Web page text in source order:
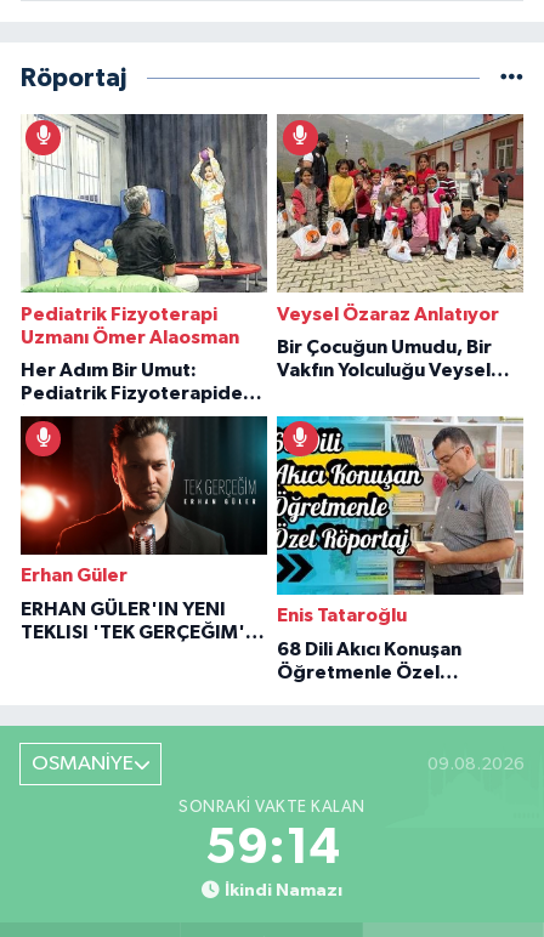
Röportaj
Pediatrik Fizyoterapi
Uzmanı Ömer Alaosman
Her Adım Bir Umut:
Pediatrik Fizyoterapiden
İlham Veren Hikâyeler
Veysel Özaraz Anlatıyor
Bir Çocuğun Umudu, Bir
Vakfın Yolculuğu Veysel
Erhan Güler
ERHAN GÜLER'IN YENI
TEKLISI 'TEK GERÇEĞIM'LE
Enis Tataroğlu
68 Dili Akıcı Konuşan
Öğretmenle Özel
OSMANİYE 09.08.2026
SONRAKI VAKTE KALAN
59:13
İkindi Namazı